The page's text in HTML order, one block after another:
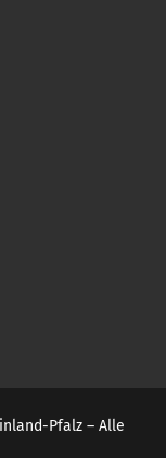
Pfalz – Alle